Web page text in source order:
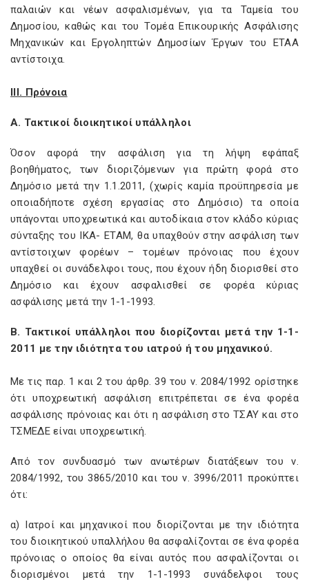
παλαιών και νέων ασφαλισμένων, για τα Ταμεία του
Δημοσίου, καθώς και του Τομέα Επικουρικής Ασφάλισης
Μηχανικών και Εργοληπτών Δημοσίων Έργων του ΕΤΑΑ
αντίστοιχα.
III. Πρόνοια
Α. Τακτικοί διοικητικοί υπάλληλοι
Όσον αφορά την ασφάλιση για τη λήψη εφάπαξ
βοηθήματος, των διοριζόμενων για πρώτη φορά στο
Δημόσιο μετά την 1.1.2011, (χωρίς καμία προϋπηρεσία με
οποιαδήποτε σχέση εργασίας στο Δημόσιο) τα οποία
υπάγονται υποχρεωτικά και αυτοδίκαια στον κλάδο κύριας
σύνταξης του ΙΚΑ- ΕΤΑΜ, θα υπαχθούν στην ασφάλιση των
αντίστοιχων φορέων – τομέων πρόνοιας που έχουν
υπαχθεί οι συνάδελφοι τους, που έχουν ήδη διορισθεί στο
Δημόσιο και έχουν ασφαλισθεί σε φορέα κύριας
ασφάλισης μετά την 1-1-1993.
Β. Τακτικοί υπάλληλοι που διορίζονται μετά την 1-1-
2011 με την ιδιότητα του ιατρού ή του μηχανικού.
Με τις παρ. 1 και 2 του άρθρ. 39 του ν. 2084/1992 ορίστηκε
ότι υποχρεωτική ασφάλιση επιτρέπεται σε ένα φορέα
ασφάλισης πρόνοιας και ότι η ασφάλιση στο ΤΣΑΥ και στο
ΤΣΜΕΔΕ είναι υποχρεωτική.
Από τον συνδυασμό των ανωτέρων διατάξεων του ν.
2084/1992, του 3865/2010 και του ν. 3996/2011 προκύπτει
ότι:
α) Ιατροί και μηχανικοί που διορίζονται με την ιδιότητα
του διοικητικού υπαλλήλου θα ασφαλίζονται σε ένα φορέα
πρόνοιας ο οποίος θα είναι αυτός που ασφαλίζονται οι
διορισμένοι μετά την 1-1-1993 συνάδελφοι τους